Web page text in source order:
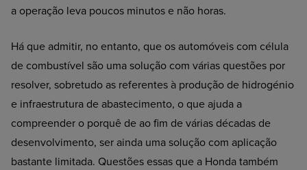
a operação leva poucos minutos e não horas.
Há que admitir, no entanto, que os automóveis com célula
de combustível são uma solução com várias questões por
resolver, sobretudo as referentes à produção de hidrogénio
e infraestrutura de abastecimento, o que ajuda a
compreender o porquê de ao fim de várias décadas de
desenvolvimento, ser ainda uma solução com aplicação
bastante limitada. Questões essas que a Honda também